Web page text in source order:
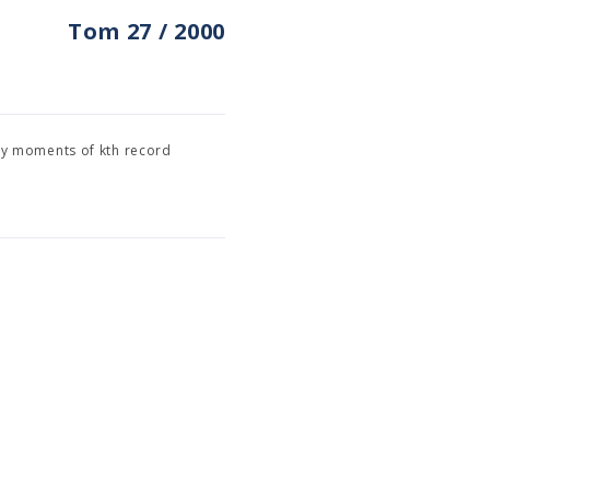
Tom 27 / 2000
moments of kth record